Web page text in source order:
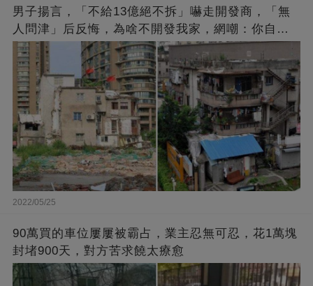
男子揚言，「不給13億絕不拆」嚇走開發商，「無
人問津」后反悔，為啥不開發我家，網嘲：你自己
找的
2022/05/25
90萬買的車位屢屢被霸占，業主忍無可忍，花1萬塊
封堵900天，對方苦求饒太療愈